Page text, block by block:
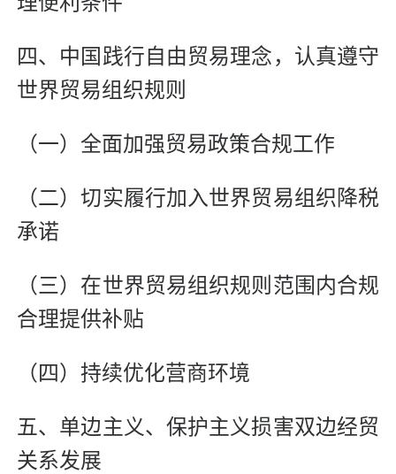
四、中国践行自由贸易理念，认真遵守
世界贸易组织规则
（一）全面加强贸易政策合规工作
（二）切实履行加入世界贸易组织降税
承诺
（三）在世界贸易组织规则范围内合规
合理提供补贴
（四）持续优化营商环境
五、单边主义、保护主义损害双边经贸
关系发展